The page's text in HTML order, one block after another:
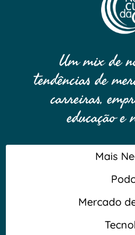
Um mix de
tendências de
carreiras,
educação e
Mais
Mercado